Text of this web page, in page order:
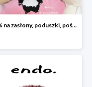
-30% na zasłony, poduszki, pościele dla dzieci